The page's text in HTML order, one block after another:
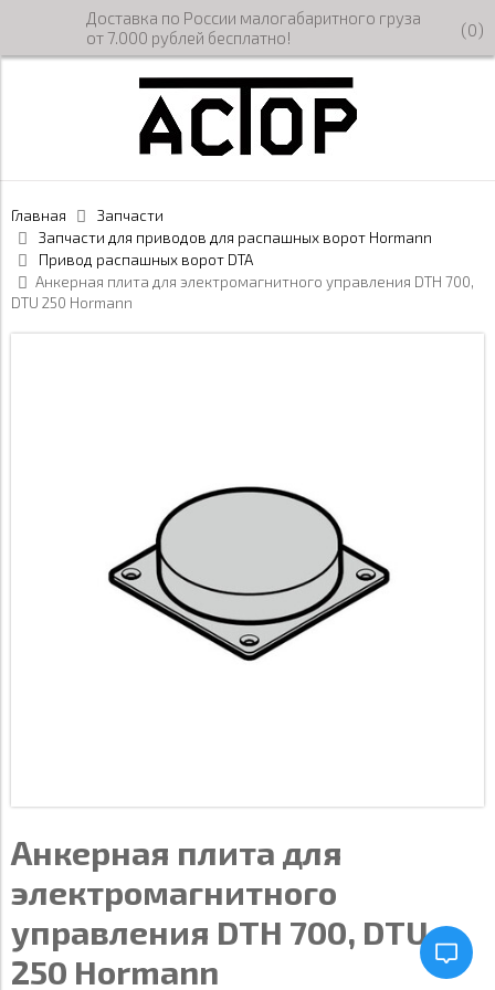
Доставка по России малогабаритного груза
от 7.000 рублей бесплатно!
(0)
Главная
Запчасти
Запчасти для приводов для распашных ворот Hormann
Привод распашных ворот DTA
Анкерная плита для электромагнитного управления DTH 700,
DTU 250 Hormann
Анкерная плита для
электромагнитного
управления DTH 700, DTU
250 Hormann